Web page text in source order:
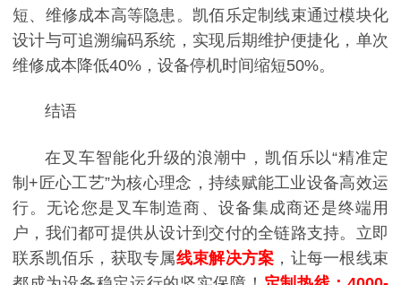
短、维修成本高等隐患。凯佰乐定制线束通过模块化
设计与可追溯编码系统，实现后期维护便捷化，单次
维修成本降低40%，设备停机时间缩短50%。
结语
在叉车智能化升级的浪潮中，凯佰乐以“精准定
制+匠心工艺”为核心理念，持续赋能工业设备高效运
行。无论您是叉车制造商、设备集成商还是终端用
户，我们都可提供从设计到交付的全链路支持。立即
联系凯佰乐，获取专属线束解决方案 ，让每一根线束